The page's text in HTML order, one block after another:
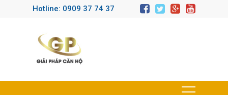
Hotline: 0909 37 74 37